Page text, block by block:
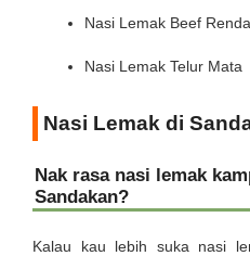
Nasi Lemak Beef
Nasi Lemak Telur Mata
Nasi Lemak di
Nak rasa nasi lemak
Sandakan?
Kalau kau lebih suka nasi